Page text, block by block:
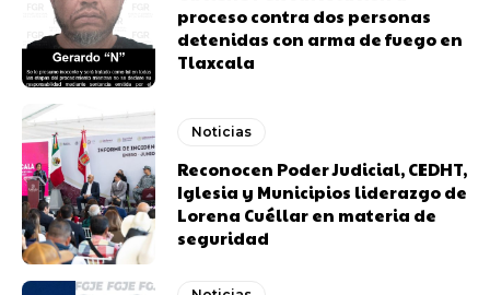
proceso contra dos personas
detenidas con arma de fuego en
Tlaxcala
Noticias
Reconocen Poder Judicial, CEDHT,
Iglesia y Municipios liderazgo de
Lorena Cuéllar en materia de
seguridad